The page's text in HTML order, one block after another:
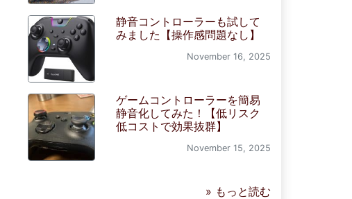
静音コントローラーも試して
みました【操作感問題なし】
November 16, 2025
ゲームコントローラーを簡易
静音化してみた！【低リスク
低コストで効果抜群】
November 15, 2025
» もっと読む